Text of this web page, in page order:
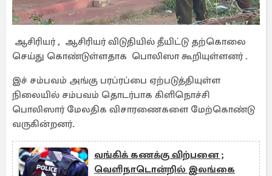
ஆசிரியர் , ஆசிரியர் விடுதியில் தீயிட்டு தற்கொலை
செய்து கொண்டுள்ளதாக பொலிஸா கூறியுள்ளனர் .
இச் சம்பவம் அங்கு பரப்ரப்பை ஏற்படுத்தியுள்ள
நிலையில் சம்பவம் தொடர்பாக கிளிநொச்சி
பொலிஸார் மேலதிக விசாரணைகளை மேற்கொண்டு
வருகின்றனர்.
வங்கிக் கணக்கு விற்பனை ;
வெளிநாடொன்றில் இலங்கை